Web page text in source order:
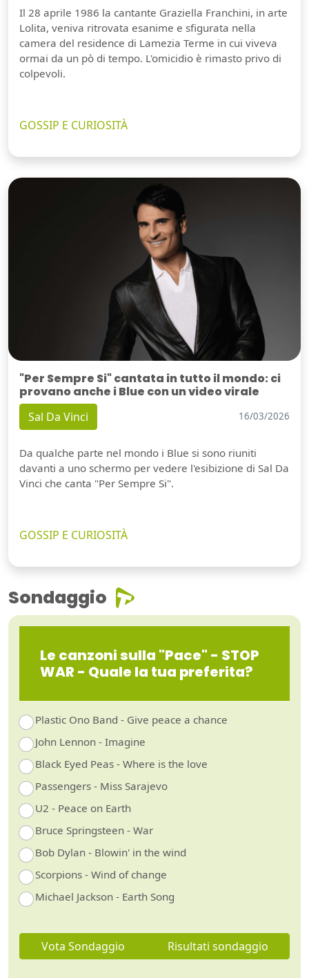
Il 28 aprile 1986 la cantante Graziella Franchini, in arte
Lolita, veniva ritrovata esanime e sfigurata nella
camera del residence di Lamezia Terme in cui viveva
ormai da un pò di tempo. L'omicidio è rimasto privo di
colpevoli.
GOSSIP E CURIOSITÀ
"Per Sempre Si" cantata in tutto il mondo: ci
provano anche i Blue con un video virale
Sal Da Vinci 16/03/2026
Da qualche parte nel mondo i Blue si sono riuniti
davanti a uno schermo per vedere l'esibizione di Sal Da
Vinci che canta "Per Sempre Si".
GOSSIP E CURIOSITÀ
Sondaggio
Le canzoni sulla "Pace" - STOP
WAR - Quale la tua preferita?
Plastic Ono Band - Give peace a chance
John Lennon - Imagine
Black Eyed Peas - Where is the love
Passengers - Miss Sarajevo
U2 - Peace on Earth
Bruce Springsteen - War
Bob Dylan - Blowin' in the wind
Scorpions - Wind of change
Michael Jackson - Earth Song
Vota Sondaggio Risultati sondaggio